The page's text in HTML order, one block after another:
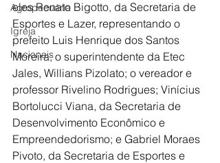
Agropecuária
Igreja
Nacionais
eles Renato Bigotto, da Secretaria de
Esportes e Lazer, representando o
prefeito Luis Henrique dos Santos
Moreira; o superintendente da Etec
Jales, Willians Pizolato; o vereador e
professor Rivelino Rodrigues; Vinícius
Bortolucci Viana, da Secretaria de
Desenvolvimento Econômico e
Empreendedorismo; e Gabriel Moraes
Pivoto, da Secretaria de Esportes e